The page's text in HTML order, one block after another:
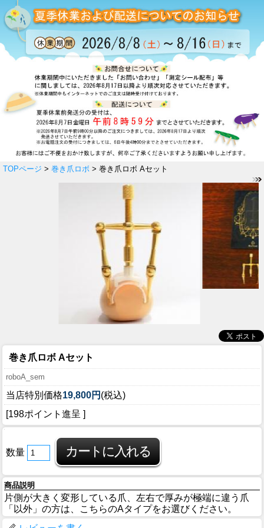
TOPページ > 巻き爪ロボ > 巻き爪ロボ Aセット
巻き爪ロボ Aセット
roboA_sem
当店特別価格19,800円 (税込)
[198ポイント進呈 ]
数量
商品説明
片側が大きく変形している爪、左右で厚みが極端に違う爪
「以外」の方は、こちらのAタイプをお選びください。